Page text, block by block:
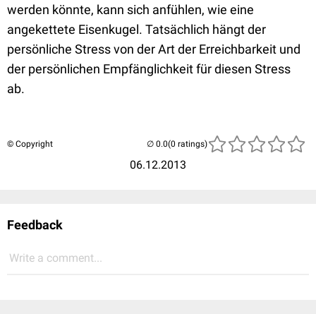
werden könnte, kann sich anfühlen, wie eine
angekettete Eisenkugel. Tatsächlich hängt der
persönliche Stress von der Art der Erreichbarkeit und
der persönlichen Empfänglichkeit für diesen Stress
ab.
© Copyright
06.12.2013
(0 ratings)
Feedback
Write a comment...